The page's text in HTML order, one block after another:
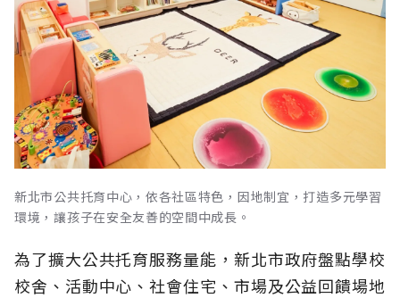
新北市公共托育中心，依各社區特色，因地制宜，打造多元學習
環境，讓孩子在安全友善的空間中成長。
為了擴大公共托育服務量能，新北市政府盤點學校
校舍、活動中心、社會住宅、市場及公益回饋場地